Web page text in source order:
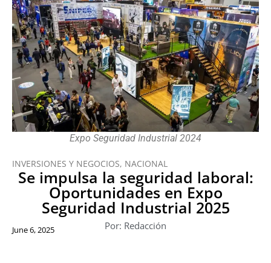
Expo Seguridad Industrial 2024
INVERSIONES Y NEGOCIOS, NACIONAL
Se impulsa la seguridad laboral:
Oportunidades en Expo
Seguridad Industrial 2025
Por: Redacción
June 6, 2025